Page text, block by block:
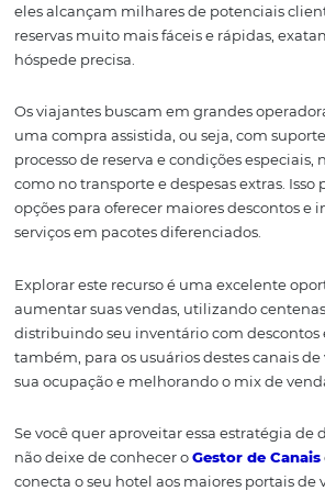
Esteja
maximize
como
de reservas
mais
Operadoras Turisticas e os sites de
importantes para atrair novos
investidores em mídia e geram
eles alcançam milhares de
reservas muito mais fáceis e
Os viajantes buscam em grandes